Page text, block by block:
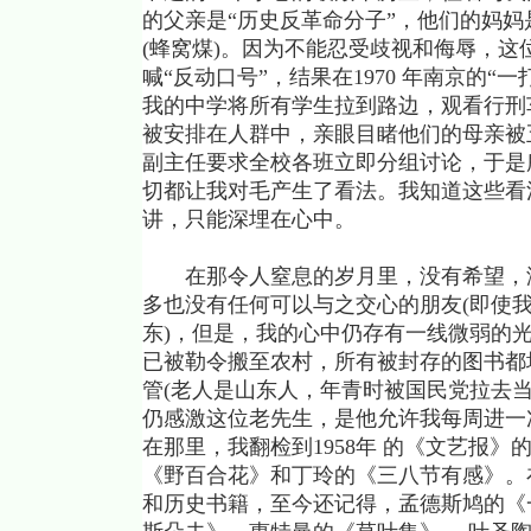
的父亲是“历史反革命分子”，他们的妈
(蜂窝煤)。因为不能忍受歧视和侮辱，
喊“反动口号”，结果在1970 年南京的“
我的中学将所有学生拉到路边，观看行
被安排在人群中，亲眼目睹他们的母亲
副主任要求全校各班立即分组讨论，于
切都让我对毛产生了看法。我知道这些
讲，只能深埋在心中。
在那令人窒息的岁月里，没有希望，
多也没有任何可以与之交心的朋友(即使
东)，但是，我的心中仍存有一线微弱的
已被勒令搬至农村，所有被封存的图书
管(老人是山东人，年青时被国民党拉去
仍感激这位老先生，是他允许我每周进
在那里，我翻检到1958年 的《文艺报》
《野百合花》和丁玲的《三八节有感》
和历史书籍，至今还记得，孟德斯鸠的